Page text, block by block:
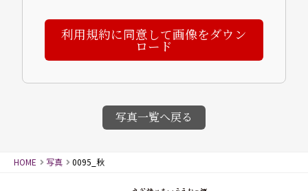
・掲載時は以下いずれかのクレジットを記
載してください：
「©山代温泉観光協会」「写真提供：山代
温泉観光協会」など。
【完成物の送付について】
丁目70番地
4．禁止事項
・画像素材に商品性が依存する商品の製
造・販売（例：カレンダー等）
反する行為
・迷惑メールへの使用、画像への直リンク
画像使用により発生した損害について、当
利用規約に同意して画像をダウン
ロード
写真一覧へ戻る
HOME 写真 0095_秋